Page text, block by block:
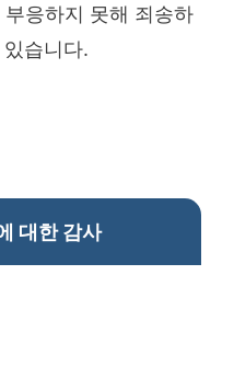
부응하지 못해 죄송하
있습니다.
대한 감사